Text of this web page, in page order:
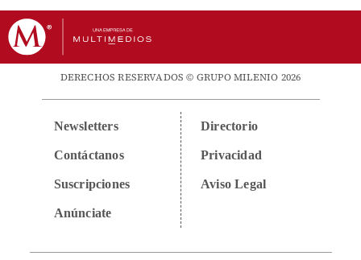
DERECHOS RESERVADOS © GRUPO MILENIO 2026
Newsletters
Contáctanos
Suscripciones
Anúnciate
Directorio
Privacidad
Aviso Legal